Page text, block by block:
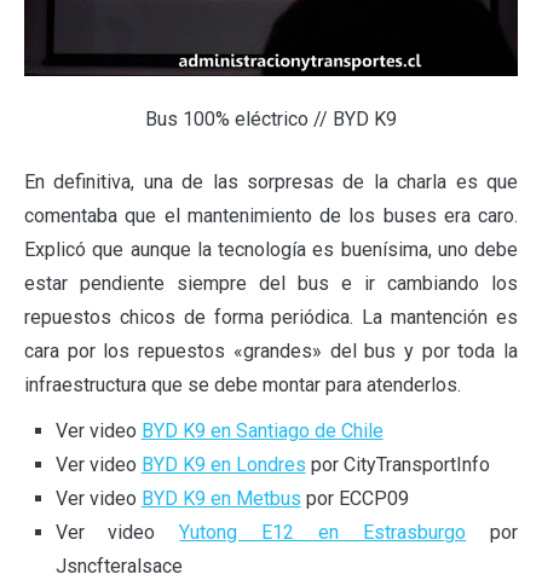
Bus 100% eléctrico // BYD K9
En definitiva, una de las sorpresas de la charla es que
comentaba que el mantenimiento de los buses era caro.
Explicó que aunque la tecnología es buenísima, uno debe
estar pendiente siempre del bus e ir cambiando los
repuestos chicos de forma periódica. La mantención es
cara por los repuestos «grandes» del bus y por toda la
infraestructura que se debe montar para atenderlos.
Ver video BYD K9 en Santiago de Chile
Ver video BYD K9 en Londres por CityTransportInfo
Ver video BYD K9 en Metbus por ECCP09
Ver videoYutong E12 en Estrasburgo por
Jsncfteralsace